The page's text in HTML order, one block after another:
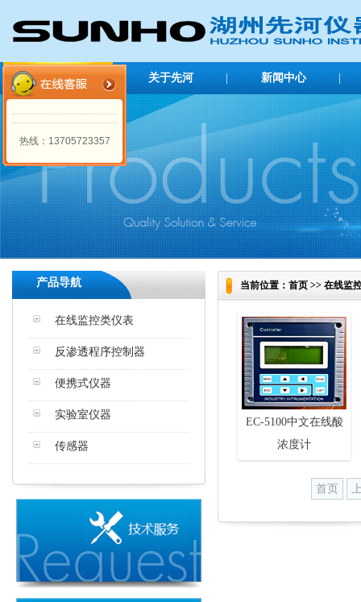
热线：13705723357
网站首页 | 关于先河
企业简介
新闻中心
公司新闻
行业新闻
产品导航
在线监控类仪表
反渗透程序控制器
便携式仪器
实验室仪器
传感器
当前位置：首页 >> 在线监
EC-5100中文在线酸
浓度计
首页